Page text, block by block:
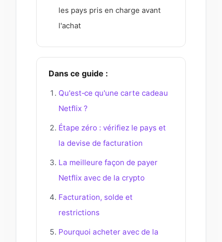
les pays pris en charge avant
l'achat
Dans ce guide :
Qu'est‑ce qu'une carte cadeau
Netflix ?
Étape zéro : vérifiez le pays et
la devise de facturation
La meilleure façon de payer
Netflix avec de la crypto
Facturation, solde et
restrictions
Pourquoi acheter avec de la